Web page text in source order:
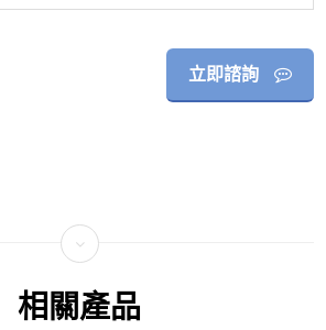
立即諮詢
相關產品